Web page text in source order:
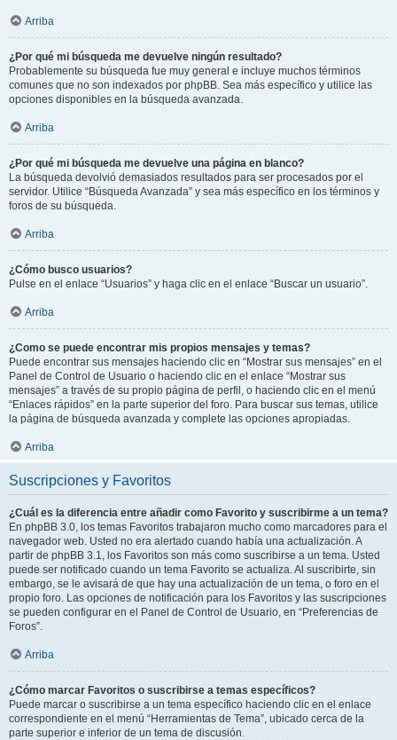
Arriba
¿Por qué mi búsqueda me devuelve ningún resultado?
Probablemente su búsqueda fue muy general e incluye muchos términos
comunes que no son indexados por phpBB. Sea más específico y utilice las
opciones disponibles en la búsqueda avanzada.
Arriba
¿Por qué mi búsqueda me devuelve una página en blanco?
La búsqueda devolvió demasiados resultados para ser procesados por el
servidor. Utilice “Búsqueda Avanzada” y sea más específico en los términos y
foros de su búsqueda.
Arriba
¿Cómo busco usuarios?
Pulse en el enlace “Usuarios” y haga clic en el enlace “Buscar un usuario”.
Arriba
¿Como se puede encontrar mis propios mensajes y temas?
Puede encontrar sus mensajes haciendo clic en “Mostrar sus mensajes” en el
Panel de Control de Usuario o haciendo clic en el enlace “Mostrar sus
mensajes” a través de su propio página de perfil, o haciendo clic en el menú
“Enlaces rápidos” en la parte superior del foro. Para buscar sus temas, utilice
la página de búsqueda avanzada y complete las opciones apropiadas.
Arriba
Suscripciones y Favoritos
¿Cuál es la diferencia entre añadir como Favorito y suscribirme a un tema?
En phpBB 3.0, los temas Favoritos trabajaron mucho como marcadores para el
navegador web. Usted no era alertado cuando había una actualización. A
partir de phpBB 3.1, los Favoritos son más como suscribirse a un tema. Usted
puede ser notificado cuando un tema Favorito se actualiza. Al suscribirte, sin
embargo, se le avisará de que hay una actualización de un tema, o foro en el
propio foro. Las opciones de notificación para los Favoritos y las suscripciones
se pueden configurar en el Panel de Control de Usuario, en “Preferencias de
Foros”.
Arriba
¿Cómo marcar Favoritos o suscribirse a temas específicos?
Puede marcar o suscribirse a un tema específico haciendo clic en el enlace
correspondiente en el menú “Herramientas de Tema”, ubicado cerca de la
parte superior e inferior de un tema de discusión.